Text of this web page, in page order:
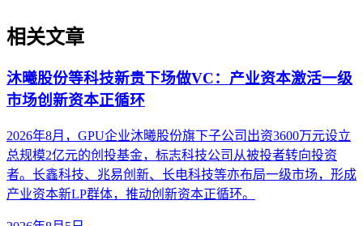
相关文章
沐曦股份等科技新贵下场做VC：产业资本激活一级
市场创新资本正循环
2026年8月，GPU企业沐曦股份旗下子公司出资3600万元设立
总规模2亿元的创投基金，标志科技公司从被投者转向投资
者。长鑫科技、兆易创新、长电科技等亦布局一级市场，形成
产业资本新LP群体，推动创新资本正循环。